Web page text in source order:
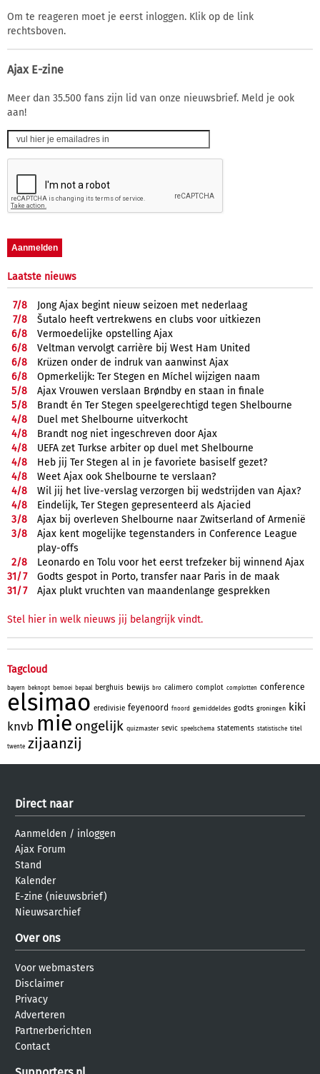
Om te reageren moet je eerst inloggen. Klik op de link
rechtsboven.
Ajax E-zine
Meer dan 35.500 fans zijn lid van onze nieuwsbrief. Meld je ook
aan!
Laatste nieuws
7/8
Jong Ajax begint nieuw seizoen met nederlaag
7/8
Šutalo heeft vertrekwens en clubs voor uitkiezen
6/8
Vermoedelijke opstelling Ajax
6/8
Veltman vervolgt carrière bij West Ham United
6/8
Krüzen onder de indruk van aanwinst Ajax
6/8
Opmerkelijk: Ter Stegen en Míchel wijzigen naam
5/8
Ajax Vrouwen verslaan Brøndby en staan in finale
5/8
Brandt én Ter Stegen speelgerechtigd tegen Shelbourne
4/8
Duel met Shelbourne uitverkocht
4/8
Brandt nog niet ingeschreven door Ajax
4/8
UEFA zet Turkse arbiter op duel met Shelbourne
4/8
Heb jij Ter Stegen al in je favoriete basiself gezet?
4/8
Weet Ajax ook Shelbourne te verslaan?
4/8
Wil jij het live-verslag verzorgen bij wedstrijden van Ajax?
4/8
Eindelijk, Ter Stegen gepresenteerd als Ajacied
3/8
Ajax bij overleven Shelbourne naar Zwitserland of Armenië
3/8
Ajax kent mogelijke tegenstanders in Conference League
play-offs
2/8
Leonardo en Tolu voor het eerst trefzeker bij winnend Ajax
31/7
Godts gespot in Porto, transfer naar Paris in de maak
31/7 Ajax plukt vruchten van maandenlange gesprekken
Stel hier in welk nieuws jij belangrijk vindt.
Tagcloud
bayern beknopt bemoei bepaal berghuis bewijs bro calimero complot complotten conference
elsimao eredivisie feyenoord fnoord gemiddeldes godts groningen kiki
knvb mie ongelijk quizmaster sevic speelschema statements statistische titel
twente zijaanzij
Direct naar
Aanmelden / inloggen
Ajax Forum
Stand
Kalender
E-zine (nieuwsbrief)
Nieuwsarchief
Over ons
Voor webmasters
Disclaimer
Privacy
Adverteren
Partnerberichten
Contact